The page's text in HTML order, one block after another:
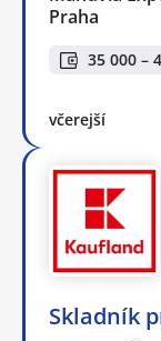
Praha
35 000 –
včerejší
Skladník